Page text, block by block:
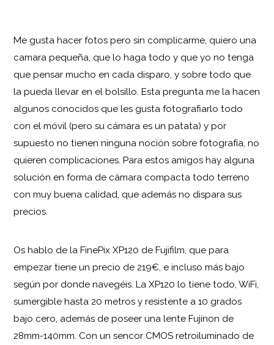
Me gusta hacer fotos pero sin complicarme, quiero una
camara pequeña, que lo haga todo y que yo no tenga
que pensar mucho en cada disparo, y sobre todo que
la pueda llevar en el bolsillo. Esta pregunta me la hacen
algunos conocidos que les gusta fotografiarlo todo
con el móvil (pero su cámara es un patata) y por
supuesto no tienen ninguna noción sobre fotografía, no
quieren complicaciones. Para estos amigos hay alguna
solución en forma de cámara compacta todo terreno
con muy buena calidad, que además no dispara sus
precios.
Os hablo de la FinePix XP120 de Fujifilm, que para
empezar tiene un precio de 219€, e incluso más bajo
según por donde navegéis. La XP120 lo tiene todo, WiFi,
sumergible hasta 20 metros y resistente a 10 grados
bajo cero, además de poseer una lente Fujinon de
28mm-140mm. Con un sencor CMOS retroiluminado de